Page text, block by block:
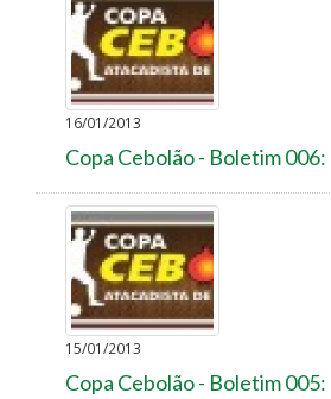
16/01/2013
Copa Cebolão - Boletim 006:
15/01/2013
Copa Cebolão - Boletim 005: